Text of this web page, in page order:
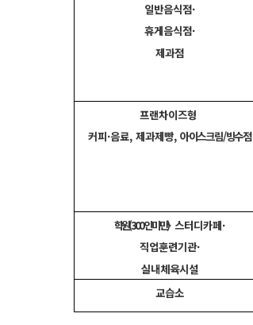
일반음식점·
휴게음식점·
제과점
프랜차이즈형
커피·음료, 제과제빵, 아이스크림/빙수점
학원(300인 미만)· 스터디카페·
직업훈련기관·
실내체육시설
교습소